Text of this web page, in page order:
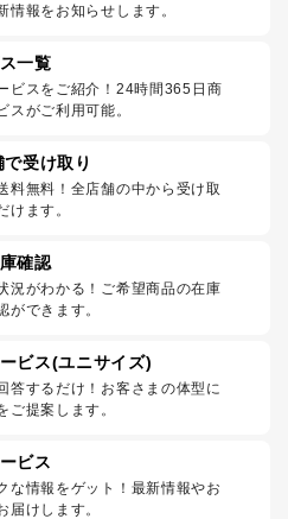
情報をお知らせします。
一覧
ビスをご紹介！24時間365日商
スがご利用可能。
受け取り
料無料！全店舗の中から受け取
けます。
確認
況がわかる！ご希望商品の在庫
ができます。
ビス(ユニサイズ)
答するだけ！お客さまの体型に
ご提案します。
ビス
な情報をゲット！最新情報やお
届けします。